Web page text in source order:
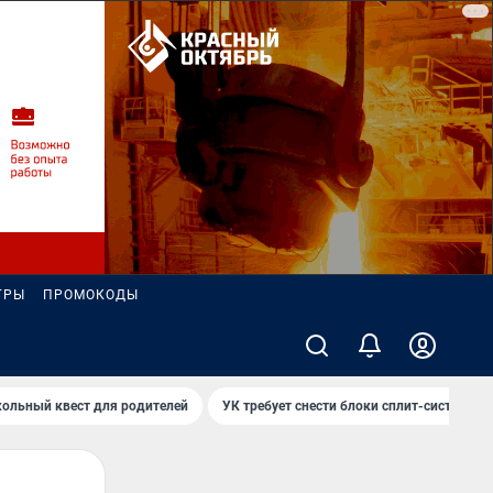
ПРОМОКОДЫ
квест для родителей УК требует снести блоки сплит-систем